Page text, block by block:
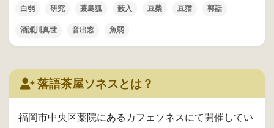
白弱 研究 蓑島狐 藪入 豆柴 豆猫 郭話
酒瀬川真世 音出窓 魚弱
落語茶屋ソネスとは？
福岡市中央区薬院にあるカフェソネスにて開催してい